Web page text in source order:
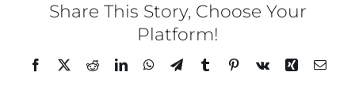
Share This Story, Choose Your
Platform!
Facebook
TwitterRedditLinkedInWhatsApp
TelegramTumblrPinterest
Vk Xing Email